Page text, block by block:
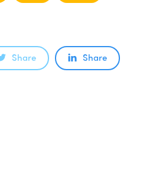
Share Share